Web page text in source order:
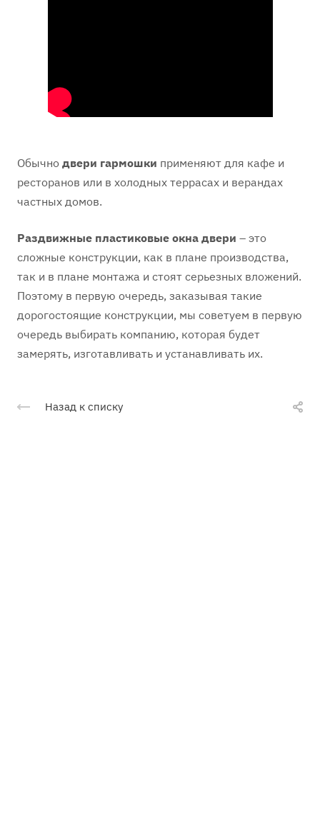
Обычно двери гармошки применяют для кафе и
ресторанов или в холодных террасах и верандах
частных домов.
Раздвижные пластиковые окна двери – это
сложные конструкции, как в плане производства,
так и в плане монтажа и стоят серьезных вложений.
Поэтому в первую очередь, заказывая такие
дорогостоящие конструкции, мы советуем в первую
очередь выбирать компанию, которая будет
замерять, изготавливать и устанавливать их.
Назад к списку